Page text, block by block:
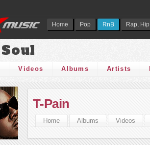
Home Pop RnB Rap,
Videos Albums Artists
T-Pain
Home Albums Videos